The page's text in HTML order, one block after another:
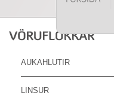
AUKAHLUTIR
LINSUR